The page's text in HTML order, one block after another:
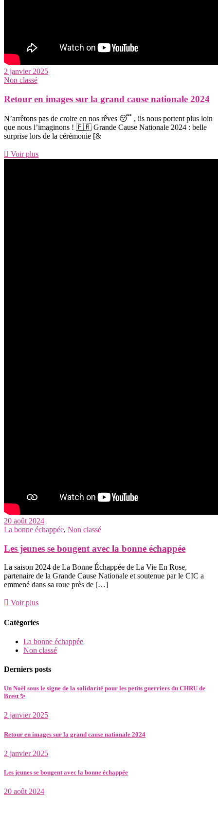
2 janvier 2025
Non classé
Retour en images sur la grand cause nationale 2024
N’arrêtons pas de croire en nos rêves 😴 , ils nous portent plus loin
que nous l’imaginons ! 🇫🇷 Grande Cause Nationale 2024 : belle
surprise lors de la cérémonie [&
Voir plus
20 août 2024
La bonne échappée, Non classé
Les jeunes se bougent avec la bonne échappée
La saison 2024 de La Bonne Échappée de La Vie En Rose,
partenaire de la Grande Cause Nationale et soutenue par le CIC a
emmené dans sa roue près de […]
Voir plus
Catégories
La bonne échappée
Non classé
Derniers posts
Un Noël sous le signe de la solidarité pour les petits guerriers du CHRU de
Brest ✨
2 janvier 2025
Retour en images sur la grand cause nationale 2024
2 janvier 2025
Les jeunes se bougent avec la bonne échappée
20 août 2024